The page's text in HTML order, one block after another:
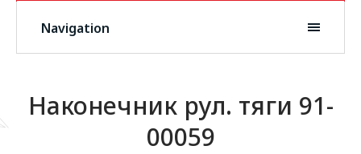
Navigation
Наконечник рул. тяги 91-
00059